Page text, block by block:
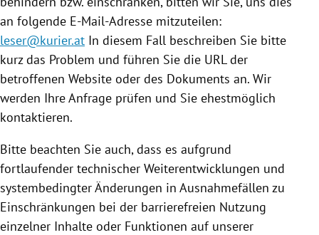
an folgende E-Mail-Adresse mitzuteilen:
leser@kurier.at In diesem Fall beschreiben Sie bitte
kurz das Problem und führen Sie die URL der
betroffenen Website oder des Dokuments an. Wir
werden Ihre Anfrage prüfen und Sie ehestmöglich
kontaktieren.
Bitte beachten Sie auch, dass es aufgrund
fortlaufender technischer Weiterentwicklungen und
systembedingter Änderungen in Ausnahmefällen zu
Einschränkungen bei der barrierefreien Nutzung
einzelner Inhalte oder Funktionen auf unserer